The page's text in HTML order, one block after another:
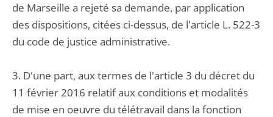
de Marseille a rejeté sa demande, par application
des dispositions, citées ci-dessus, de l'article L. 522-3
du code de justice administrative.
3. D'une part, aux termes de l'article 3 du décret du
11 février 2016 relatif aux conditions et modalités
de mise en oeuvre du télétravail dans la fonction